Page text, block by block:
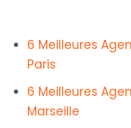
6 Meilleures
Paris
6 Meilleures
Marseille